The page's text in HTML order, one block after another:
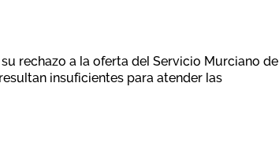
rechazo a la oferta del Servicio Murciano de
insuficientes para atender las